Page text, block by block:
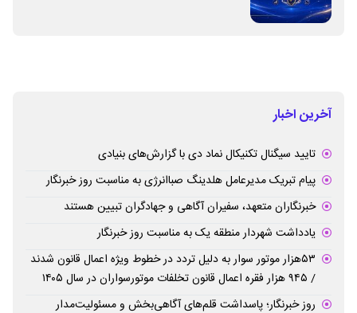
آخرین اخبار
تایید سیگنال تکنیکال نماد دی با گزارش‌های بنیادی
پیام تبریک مدیرعامل هلدینگ صباانرژی به مناسبت روز خبرنگار
خبرنگاران متعهد، سفیران آگاهی و جهادگران تبیین هستند
یادداشت شهردار منطقه یک به مناسبت روز خبرنگار
۵۳هزار موتور سوار به دلیل تردد در خطوط ویژه اعمال قانون شدند
/ ۹۴۵ هزار فقره اعمال قانون تخلفات موتورسواران در سال ۱۴۰۵
روز خبرنگار؛ پاسداشت قلم‌های آگاهی‌بخش و مسئولیت‌مدار